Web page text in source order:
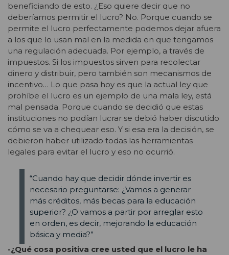
beneficiando de esto. ¿Eso quiere decir que no
deberíamos permitir el lucro? No. Porque cuando se
permite el lucro perfectamente podemos dejar afuera
a los que lo usan mal en la medida en que tengamos
una regulación adecuada. Por ejemplo, a través de
impuestos. Si los impuestos sirven para recolectar
dinero y distribuir, pero también son mecanismos de
incentivo… Lo que pasa hoy es que la actual ley que
prohíbe el lucro es un ejemplo de una mala ley, está
mal pensada. Porque cuando se decidió que estas
instituciones no podían lucrar se debió haber discutido
cómo se va a chequear eso. Y si esa era la decisión, se
debieron haber utilizado todas las herramientas
legales para evitar el lucro y eso no ocurrió.
“Cuando hay que decidir dónde invertir es
necesario preguntarse: ¿Vamos a generar
más créditos, más becas para la educación
superior? ¿O vamos a partir por arreglar esto
en orden, es decir, mejorando la educación
básica y media?”
-¿Qué cosa positiva cree usted que el lucro le ha